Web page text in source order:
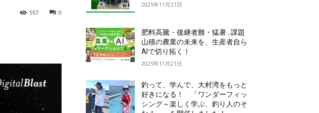
0
557
2025年11月21日
肥料高騰・後継者難・猛暑…課題
山積の農業の未来を、生産者自ら
AIで切り拓く！
2025年11月21日
釣って、学んで、大村湾をもっと
好きになる！ 「ワンダーフィッ
シング～楽しく学ぶ、釣り人のそ